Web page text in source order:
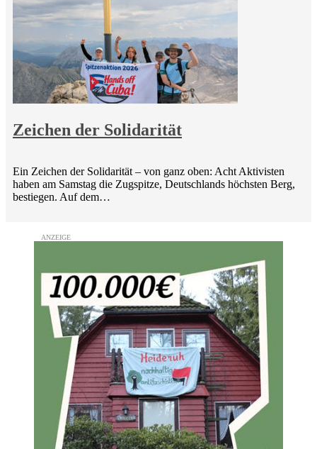
Zeichen der Solidarität
Ein Zeichen der Solidarität – von ganz oben: Acht Aktivisten
haben am Samstag die Zugspitze, Deutschlands höchsten Berg,
bestiegen. Auf dem…